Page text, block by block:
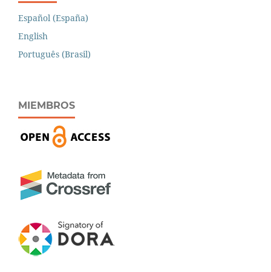
Español (España)
English
Português (Brasil)
MIEMBROS